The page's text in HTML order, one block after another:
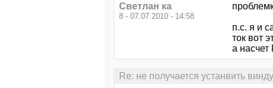
Светлан ка
8 - 07.07.2010 - 14:58
п.с. я и
ток вот
а насчет
Re: не получается устанвить